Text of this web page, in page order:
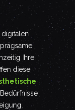
Ihre
diese